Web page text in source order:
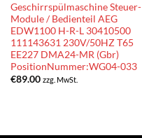
Geschirrspülmaschine Steuer-
Module / Bedienteil AEG
EDW1100 H-R-L 30410500
111143631 230V/50HZ T65
EE227 DMA24-MR (Gbr)
PositionNummer:WG04-033
€89.00 zzg. MwSt.